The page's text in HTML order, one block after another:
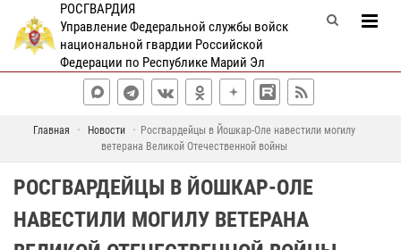
РОСГВАРДИЯ
Управление Федеральной службы войск
национальной гвардии Российской
Федерации по Республике Марий Эл
Главная Новости
Росгвардейцы в Йошкар-Оле навестили могилу
ветерана Великой Отечественной войны
РОСГВАРДЕЙЦЫ В ЙОШКАР-ОЛЕ
НАВЕСТИЛИ МОГИЛУ ВЕТЕРАНА